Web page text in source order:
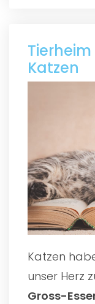
Tierheim
Katzen
Katzen
unser Herz
Gross-